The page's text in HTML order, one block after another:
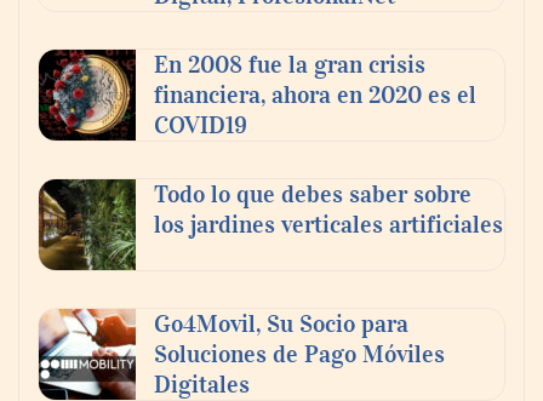
En 2008 fue la gran crisis
financiera, ahora en 2020 es el
COVID19
Todo lo que debes saber sobre
los jardines verticales artificiales
Go4Movil, Su Socio para
Soluciones de Pago Móviles
Digitales